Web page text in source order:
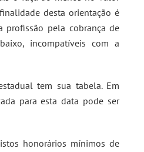
desta orientação é
profissão pela cobrança de
incompatíveis com a
tem sua tabela. Em
para esta data pode ser
honorários mínimos de